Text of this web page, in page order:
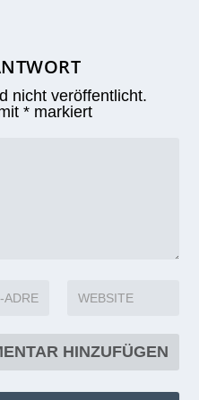
nicht veröffentlicht.
* markiert